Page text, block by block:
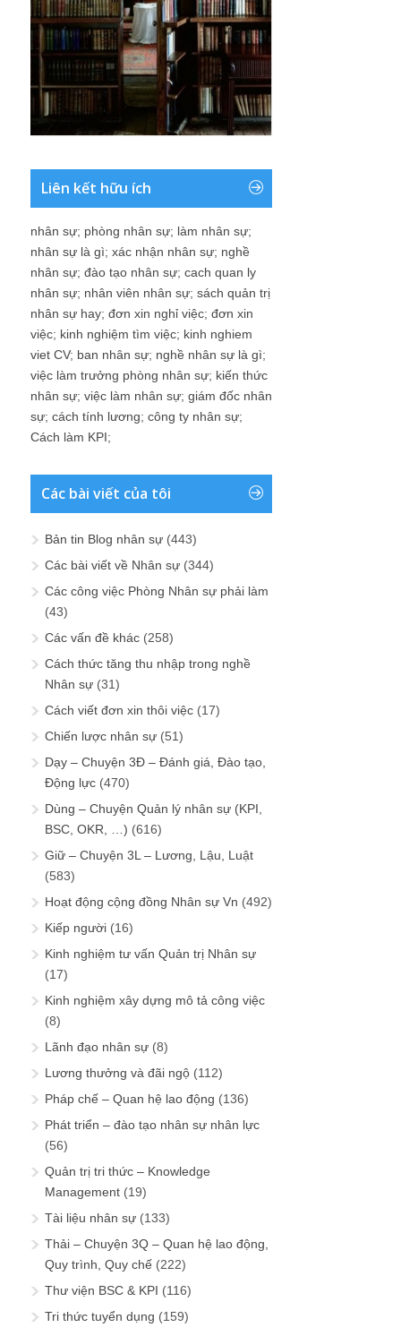
Liên kết hữu ích
nhân sự; phòng nhân sự; làm nhân sự;
nhân sự là gì; xác nhận nhân sự; nghề
nhân sự; đào tạo nhân sự; cach quan ly
nhân sự; nhân viên nhân sự; sách quản trị
nhân sự hay; đơn xin nghỉ việc; đơn xin
việc; kinh nghiệm tìm việc; kinh nghiem
viet CV; ban nhân sự; nghề nhân sự là gì;
việc làm trưởng phòng nhân sự; kiến thức
nhân sự; việc làm nhân sự; giám đốc nhân
sự; cách tính lương; công ty nhân sự;
Cách làm KPI;
Các bài viết của tôi
Bản tin Blog nhân sự (443)
Các bài viết về Nhân sự (344)
Các công việc Phòng Nhân sự phải làm
(43)
Các vấn đề khác (258)
Cách thức tăng thu nhập trong nghề
Nhân sự (31)
Cách viết đơn xin thôi việc (17)
Chiến lược nhân sự (51)
Dạy – Chuyện 3Đ – Đánh giá, Đào tạo,
Động lực (470)
Dùng – Chuyện Quản lý nhân sự (KPI,
BSC, OKR, …) (616)
Giữ – Chuyện 3L – Lương, Lậu, Luật
(583)
Hoạt động cộng đồng Nhân sự Vn (492)
Kiếp người (16)
Kinh nghiệm tư vấn Quản trị Nhân sự
(17)
Kinh nghiệm xây dựng mô tả công việc
(8)
Lãnh đạo nhân sự (8)
Lương thưởng và đãi ngộ (112)
Pháp chế – Quan hệ lao động (136)
Phát triển – đào tạo nhân sự nhân lực
(56)
Quản trị tri thức – Knowledge
Management (19)
Tài liệu nhân sự (133)
Thải – Chuyện 3Q – Quan hệ lao động,
Quy trình, Quy chế (222)
Thư viện BSC & KPI (116)
Tri thức tuyển dụng (159)